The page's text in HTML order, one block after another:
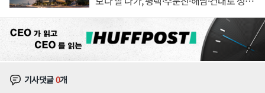
기사댓글0개